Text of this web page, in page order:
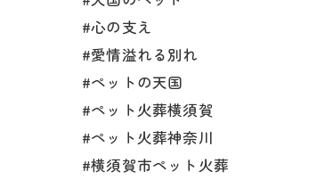
#心の支え
#愛情溢れる別れ
#ペットの天国
#ペット火葬横須賀
#ペット火葬神奈川
#横須賀市ペット火葬